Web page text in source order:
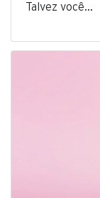
Talvez você…